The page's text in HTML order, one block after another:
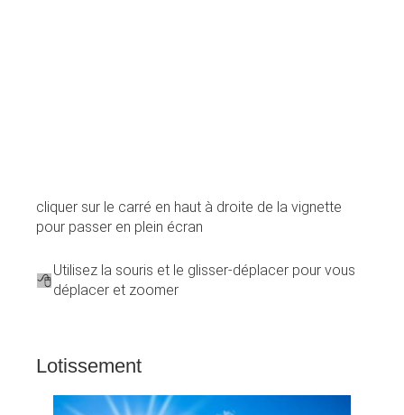
cliquer sur le carré en haut à droite de la vignette
pour passer en plein écran
Utilisez la souris et le glisser-déplacer pour vous
déplacer et zoomer
Lotissement